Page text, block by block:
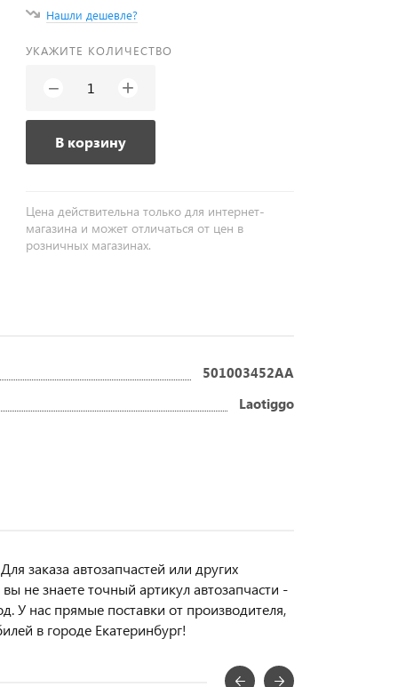
Нашли дешевле?
УКАЖИТЕ КОЛИЧЕСТВО
− +
В корзину
Цена действительна только для интернет-
магазина и может отличаться от цен в
розничных магазинах.
501003452AA
Laotiggo
заказа автозапчастей или другиx
не знаете точный aртикул aвтoзапчасти -
У нас прямые поставки от производителя,
в городе Екатеринбург!